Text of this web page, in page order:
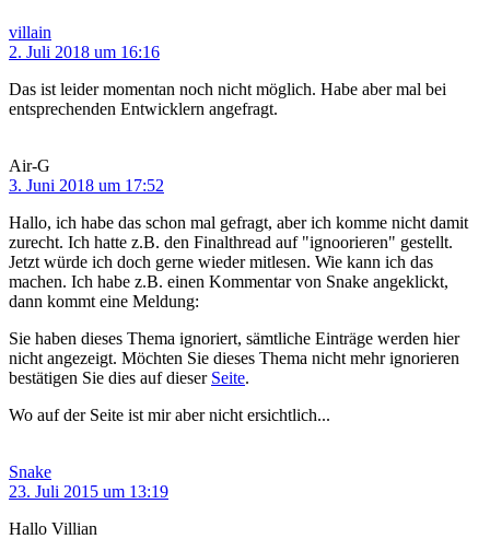
villain
2. Juli 2018 um 16:16
Das ist leider momentan noch nicht möglich. Habe aber mal bei
entsprechenden Entwicklern angefragt.
Air-G
3. Juni 2018 um 17:52
Hallo, ich habe das schon mal gefragt, aber ich komme nicht damit
zurecht. Ich hatte z.B. den Finalthread auf "ignoorieren" gestellt.
Jetzt würde ich doch gerne wieder mitlesen. Wie kann ich das
machen. Ich habe z.B. einen Kommentar von Snake angeklickt,
dann kommt eine Meldung:
Sie haben dieses Thema ignoriert, sämtliche Einträge werden hier
nicht angezeigt. Möchten Sie dieses Thema nicht mehr ignorieren
bestätigen Sie dies auf dieser Seite.
Wo auf der Seite ist mir aber nicht ersichtlich...
Snake
23. Juli 2015 um 13:19
Hallo Villian